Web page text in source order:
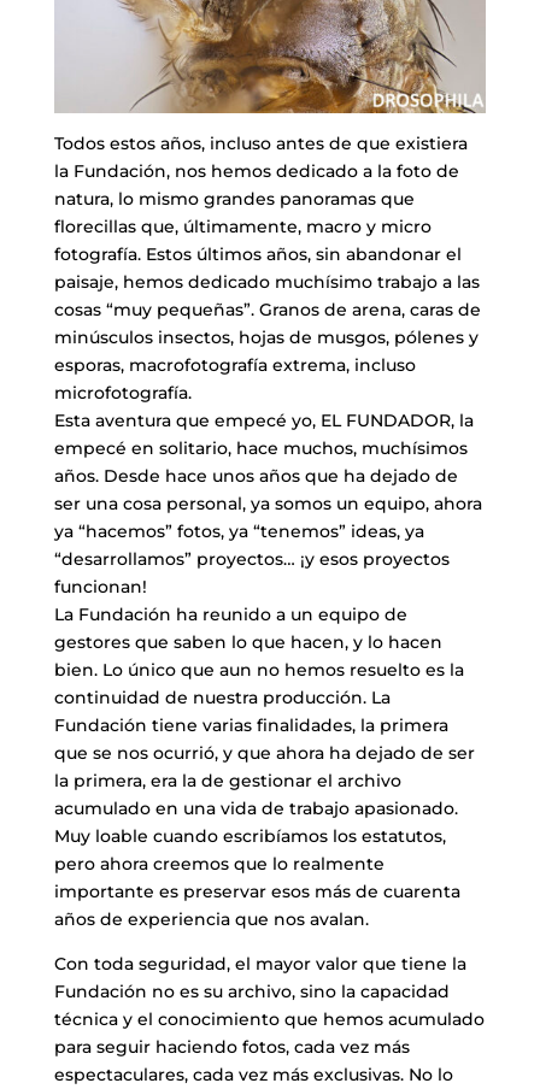
Todos estos años, incluso antes de que existiera
la Fundación, nos hemos dedicado a la foto de
natura, lo mismo grandes panoramas que
florecillas que, últimamente, macro y micro
fotografía. Estos últimos años, sin abandonar el
paisaje, hemos dedicado muchísimo trabajo a las
cosas “muy pequeñas”. Granos de arena, caras de
minúsculos insectos, hojas de musgos, pólenes y
esporas, macrofotografía extrema, incluso
microfotografía.
Esta aventura que empecé yo, EL FUNDADOR, la
empecé en solitario, hace muchos, muchísimos
años. Desde hace unos años que ha dejado de
ser una cosa personal, ya somos un equipo, ahora
ya “hacemos” fotos, ya “tenemos” ideas, ya
“desarrollamos” proyectos… ¡y esos proyectos
funcionan!
La Fundación ha reunido a un equipo de
gestores que saben lo que hacen, y lo hacen
bien. Lo único que aun no hemos resuelto es la
continuidad de nuestra producción. La
Fundación tiene varias finalidades, la primera
que se nos ocurrió, y que ahora ha dejado de ser
la primera, era la de gestionar el archivo
acumulado en una vida de trabajo apasionado.
Muy loable cuando escribíamos los estatutos,
pero ahora creemos que lo realmente
importante es preservar esos más de cuarenta
años de experiencia que nos avalan.
Con toda seguridad, el mayor valor que tiene la
Fundación no es su archivo, sino la capacidad
técnica y el conocimiento que hemos acumulado
para seguir haciendo fotos, cada vez más
espectaculares, cada vez más exclusivas. No lo